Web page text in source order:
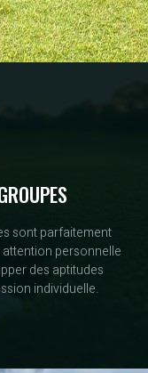
sont parfaitement
personnelle
des aptitudes
individuelle.